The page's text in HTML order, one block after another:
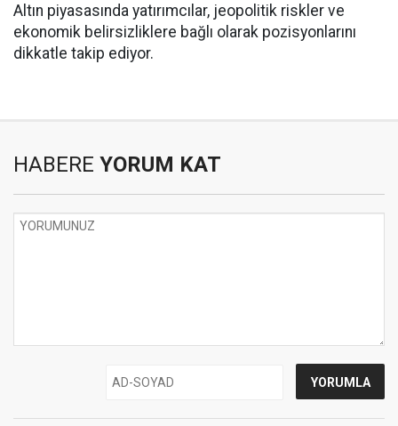
Altın piyasasında yatırımcılar, jeopolitik riskler ve
ekonomik belirsizliklere bağlı olarak pozisyonlarını
dikkatle takip ediyor.
HABERE YORUM KAT